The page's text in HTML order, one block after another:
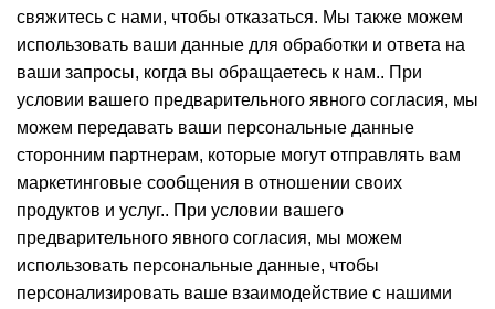
свяжитесь с нами, чтобы отказаться. Мы также можем
использовать ваши данные для обработки и ответа на
ваши запросы, когда вы обращаетесь к нам.. При
условии вашего предварительного явного согласия, мы
можем передавать ваши персональные данные
сторонним партнерам, которые могут отправлять вам
маркетинговые сообщения в отношении своих
продуктов и услуг.. При условии вашего
предварительного явного согласия, мы можем
использовать персональные данные, чтобы
персонализировать ваше взаимодействие с нашими